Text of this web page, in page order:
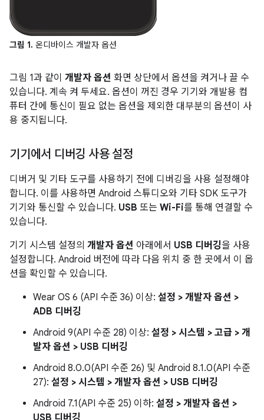
그림 1. 온디바이스 개발자 옵션
그림 1과 같이 개발자 옵션 화면 상단에서 옵션을 켜거나 끌 수
있습니다. 계속 켜 두세요. 옵션이 꺼진 경우 기기와 개발용 컴
퓨터 간에 통신이 필요 없는 옵션을 제외한 대부분의 옵션이 사
용 중지됩니다.
기기에서 디버깅 사용 설정
디버거 및 기타 도구를 사용하기 전에 디버깅을 사용 설정해야
합니다. 이를 사용하면 Android 스튜디오와 기타 SDK 도구가
기기와 통신할 수 있습니다. USB 또는 Wi-Fi를 통해 연결할 수
있습니다.
기기 시스템 설정의 개발자 옵션 아래에서 USB 디버깅을 사용
설정합니다. Android 버전에 따라 다음 위치 중 한 곳에서 이 옵
션을 확인할 수 있습니다.
Wear OS 6 (API 수준 36) 이상: 설정 > 개발자 옵션 >
ADB 디버깅
Android 9(API 수준 28) 이상: 설정 > 시스템 > 고급 > 개
발자 옵션 > USB 디버깅
Android 8.0.0(API 수준 26) 및 Android 8.1.0(API 수준
27): 설정 > 시스템 > 개발자 옵션 > USB 디버깅
Android 7.1(API 수준 25) 이하: 설정 > 개발자 옵션 >
USB 디버깅